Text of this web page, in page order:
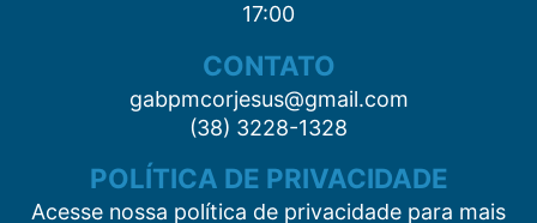
17:00
CONTATO
gabpmcorjesus@gmail.com
(38) 3228-1328
POLÍTICA DE PRIVACIDADE
Acesse nossa política de privacidade para mais